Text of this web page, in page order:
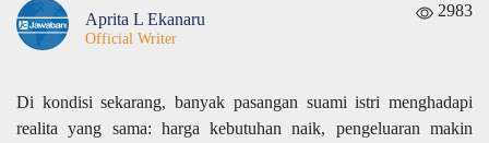
Aprita L Ekanaru
Official Writer
2983
Di kondisi sekarang, banyak pasangan suami istri menghadapi
realita yang sama: harga kebutuhan naik, pengeluaran makin